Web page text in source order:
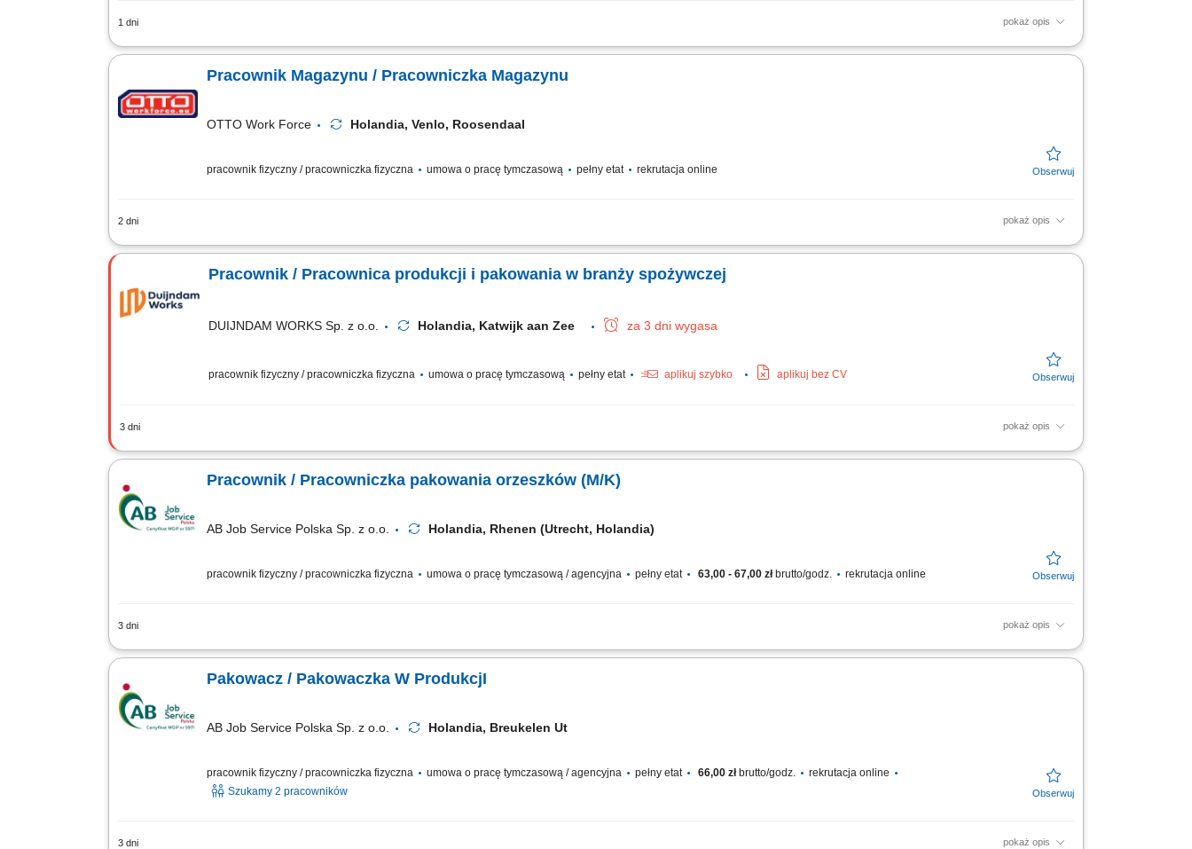
1 dni pokaż opis
Zadania: Przygotowywanie polew miodowych, karmelowych oraz ziołowych według receptur; Schładzanie i powlekanie orzechów oraz ziaren przygotowanymi
Pracownik Magazynu / Pracowniczka Magazynu
OTTO Work Force Holandia, Venlo, Roosendaal
pracownik fizyczny / pracowniczka fizyczna umowa o pracę tymczasową pełny etat rekrutacja online
2 dni pokaż opis
Praca za pośrednictwem agencji to często dopiero początek! Wielu pracowników międzynarodowych rozwija się, zdobywa większą wiedzę i przechodzi na bezpośredni
Pracownik / Pracownica produkcji i pakowania w branży spożywczej
DUIJNDAM WORKS Sp. z o.o. Holandia, Katwijk aan Zee za 3 dni wygasa
pracownik fizyczny / pracowniczka fizyczna umowa o pracę tymczasową pełny etat aplikuj szybko aplikuj bez CV
3 dni pokaż opis
Zadania Prace produkcyjne, pakowanie i naklejanie etykiet na gotowe dania; Nadzorowanie prawidłowego działania maszyn produkcyjnych; Weryfikacja standardów
Pracownik / Pracowniczka pakowania orzeszków (M/K)
AB Job Service Polska Sp. z o.o. Holandia, Rhenen (Utrecht, Holandia)
pracownik fizyczny / pracowniczka fizyczna umowa o pracę tymczasową / agencyjna pełny etat 63,00 - 67,00 złbrutto/godz. rekrutacja online
3 dni pokaż opis
Nasz klient to holenderska firma specjalizująca się w produkcji i dystrybucji zdrowych przekąsek, takich jak orzechy, nasiona i suszone owoce. Przedsiębiorstwo
Pakowacz / Pakowaczka W ProdukcjI
AB Job Service Polska Sp. z o.o. Holandia, Breukelen Ut
pracownik fizyczny / pracowniczka fizyczna umowa o pracę tymczasową / agencyjna pełny etat 66,00 złbrutto/godz.
rekrutacja online
Szukamy 2 pracowników
3 dni pokaż opis